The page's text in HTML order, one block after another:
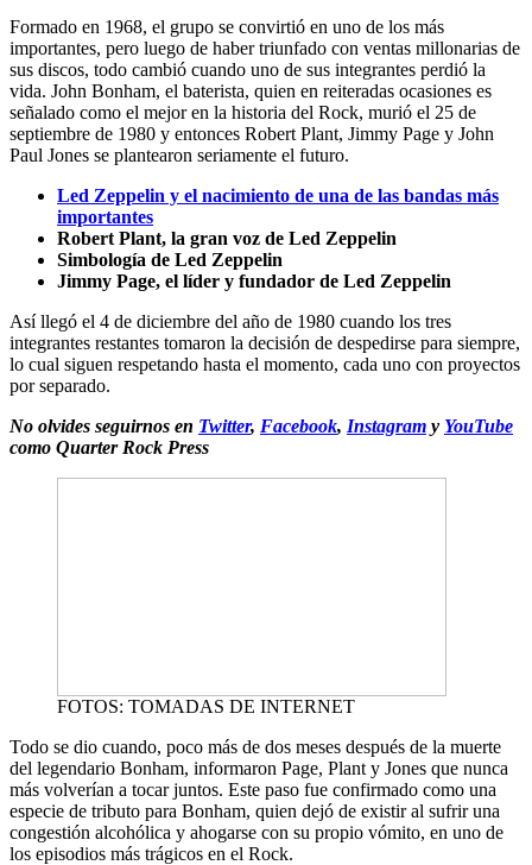
Formado en 1968, el grupo se convirtió en uno de los más
importantes, pero luego de haber triunfado con ventas millonarias de
sus discos, todo cambió cuando uno de sus integrantes perdió la
vida. John Bonham, el baterista, quien en reiteradas ocasiones es
señalado como el mejor en la historia del Rock, murió el 25 de
septiembre de 1980 y entonces Robert Plant, Jimmy Page y John
Paul Jones se plantearon seriamente el futuro.
Led Zeppelin y el nacimiento de una de las bandas más
importantes
Robert Plant, la gran voz de Led Zeppelin
Simbología de Led Zeppelin
Jimmy Page, el líder y fundador de Led Zeppelin
Así llegó el 4 de diciembre del año de 1980 cuando los tres
integrantes restantes tomaron la decisión de despedirse para siempre,
lo cual siguen respetando hasta el momento, cada uno con proyectos
por separado.
No olvides seguirnos en Twitter, Facebook, Instagram y YouTube
como Quarter Rock Press
FOTOS: TOMADAS DE INTERNET
Todo se dio cuando, poco más de dos meses después de la muerte
del legendario Bonham, informaron Page, Plant y Jones que nunca
más volverían a tocar juntos. Este paso fue confirmado como una
especie de tributo para Bonham, quien dejó de existir al sufrir una
congestión alcohólica y ahogarse con su propio vómito, en uno de
los episodios más trágicos en el Rock.